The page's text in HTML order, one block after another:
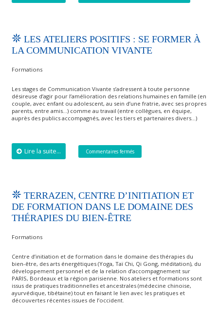
LES ATELIERS POSITIFS : SE FORMER À
LA COMMUNICATION VIVANTE
Formations
Les stages de Communication Vivante s’adressent à toute personne
désireuse d’agir pour l’amélioration des relations humaines en famille (en
couple, avec enfant ou adolescent, au sein d’une fratrie, avec ses propres
parents, entre amis…) comme au travail (entre collègues, en équipe,
auprès des publics accompagnés, avec les tiers et partenaires divers…)
Lire la suite... Commentaires fermés
TERRAZEN, CENTRE D’INITIATION ET
DE FORMATION DANS LE DOMAINE DES
THÉRAPIES DU BIEN-ÊTRE
Formations
Centre d’initiation et de formation dans le domaine des thérapies du
bien-être, des arts énergétiques (Yoga, Taï Chi, Qi Gong, méditation), du
développement personnel et de la relation d’accompagnement sur
PARIS, Bordeaux et la région parisienne. Nos ateliers et formations sont
issus de pratiques traditionnelles et ancestrales (médecine chinoise,
ayurvédique, tibétaine) tout en faisant le lien avec les pratiques et
découvertes récentes issues de l’occident.